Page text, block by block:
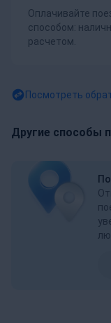
Оплачивайте
способом:
расчетом.
Посмотреть
Другие способы